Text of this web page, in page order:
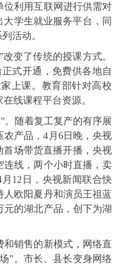
位利用互联网进行供需对
学生就业服务平台，同
活动。
变了传统的授课方式。
式开通，免费供各地自
上课。教育部针对高校
线课程平台资源。
。随着复工复产的有序展
产品，4月6日晚，央视
首场带货直播开播，央视
连线，两个小时直播，卖
12日，央视新闻联合快
人欧阳夏丹和演员王祖蓝
元的湖北产品，创下为湖
和销售的新模式，网络直
”。市长、县长变身网络